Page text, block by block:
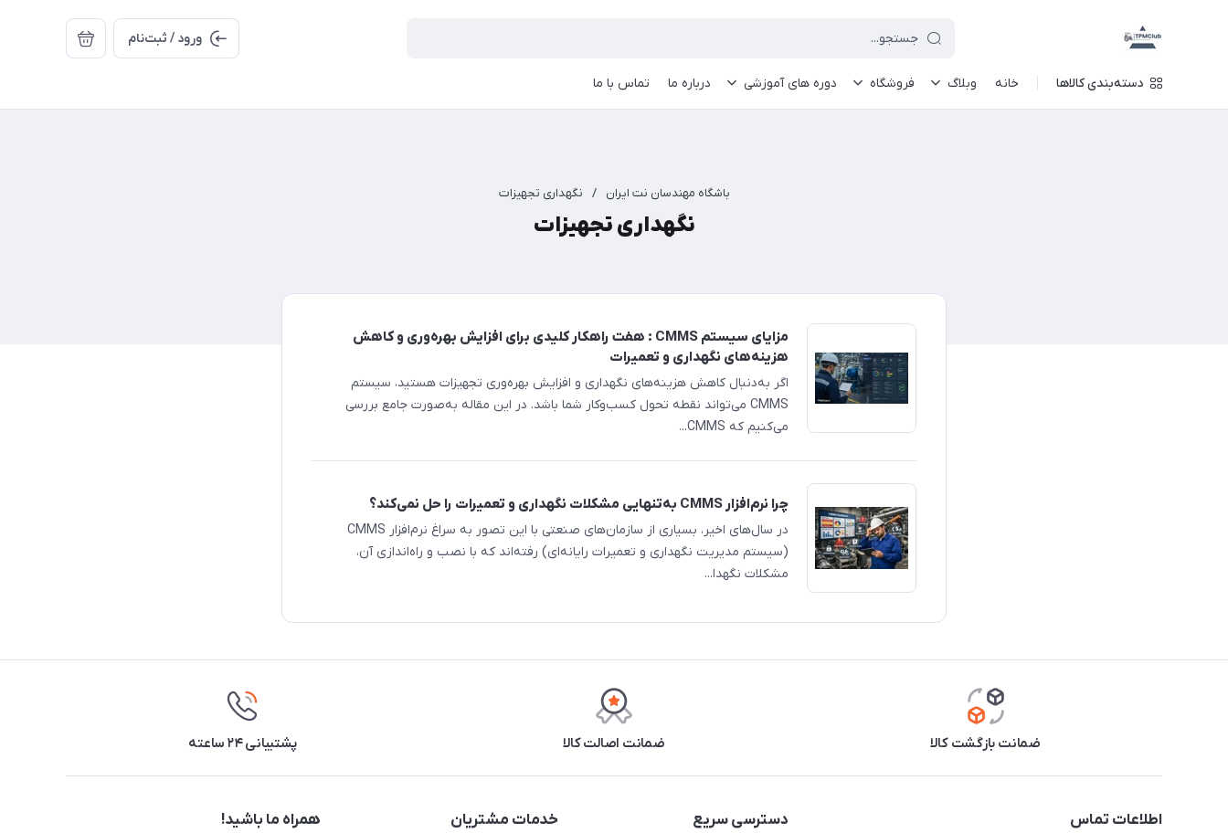
ورود / ثبت‌نام
دسته‌بندی کالاها خانه وبلاگ فروشگاه دوره های آموزشی درباره ما تماس با ما
باشگاه مهندسان نت ایران / نگهداری تجهیزات
نگهداری تجهیزات
مزایای سیستم CMMS : هفت راهکار کلیدی برای افزایش بهره‌وری و کاهش
هزینه‌های نگهداری و تعمیرات
اگر به‌دنبال کاهش هزینه‌های نگهداری و افزایش بهره‌وری تجهیزات هستید، سیستم
CMMS می‌تواند نقطه تحول کسب‌وکار شما باشد. در این مقاله به‌صورت جامع بررسی
می‌کنیم که CMMS...
چرا نرم‌افزار CMMS به‌تنهایی مشکلات نگهداری و تعمیرات را حل نمی‌کند؟
در سال‌های اخیر، بسیاری از سازمان‌های صنعتی با این تصور به سراغ نرم‌افزار CMMS
(سیستم مدیریت نگهداری و تعمیرات رایانه‌ای) رفته‌اند که با نصب و راه‌اندازی آن،
مشکلات نگهدا...
ضمانت بازگشت کالا ضمانت اصالت کالا پشتیبانی ۲۴ ساعته
اطلاعات تماس دسترسی سریع خدمات مشتریان همراه ما باشید!